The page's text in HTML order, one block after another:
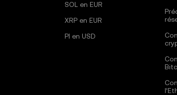
SOL en EUR
XRP en EUR
PI en USD